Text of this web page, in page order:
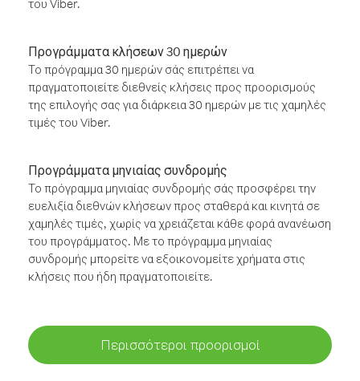
του Viber.
Προγράμματα κλήσεων 30 ημερών
Το πρόγραμμα 30 ημερών σάς επιτρέπει να
πραγματοποιείτε διεθνείς κλήσεις προς προορισμούς
της επιλογής σας για διάρκεια 30 ημερών με τις χαμηλές
τιμές του Viber.
Προγράμματα μηνιαίας συνδρομής
Το πρόγραμμα μηνιαίας συνδρομής σάς προσφέρει την
ευελιξία διεθνών κλήσεων προς σταθερά και κινητά σε
χαμηλές τιμές, χωρίς να χρειάζεται κάθε φορά ανανέωση
του προγράμματος. Με το πρόγραμμα μηνιαίας
συνδρομής μπορείτε να εξοικονομείτε χρήματα στις
κλήσεις που ήδη πραγματοποιείτε.
Περισσότεροι προορισμοί